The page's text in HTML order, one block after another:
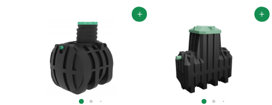
+ +